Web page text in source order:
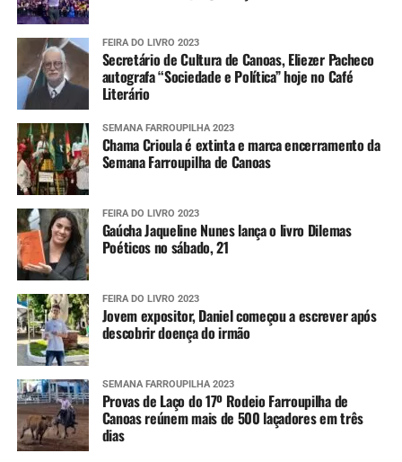
FEIRA DO LIVRO 2023
Secretário de Cultura de Canoas, Eliezer Pacheco
autografa “Sociedade e Política” hoje no Café
Literário
SEMANA FARROUPILHA 2023
Chama Crioula é extinta e marca encerramento da
Semana Farroupilha de Canoas
FEIRA DO LIVRO 2023
Gaúcha Jaqueline Nunes lança o livro Dilemas
Poéticos no sábado, 21
FEIRA DO LIVRO 2023
Jovem expositor, Daniel começou a escrever após
descobrir doença do irmão
SEMANA FARROUPILHA 2023
Provas de Laço do 17º Rodeio Farroupilha de
Canoas reúnem mais de 500 laçadores em três
dias